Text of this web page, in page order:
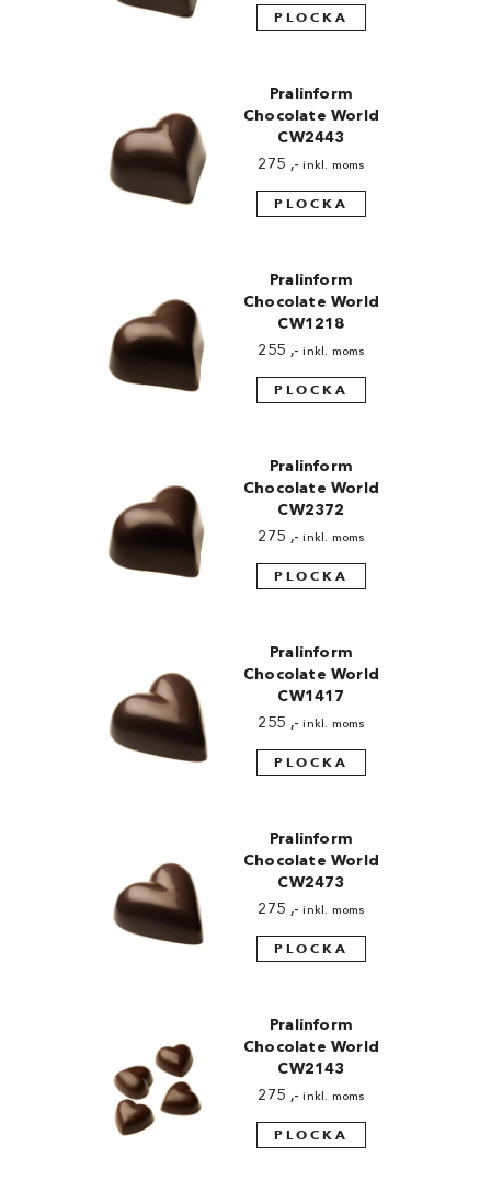
Malmö Chokladfabrik
Matfer Bourgeat
Nora Chokladskola
Original Beans
PLOCKA
Pralinform
Chocolate World
CW2443
275 ,- inkl. moms
PLOCKA
Pralinform
Chocolate World
CW1218
255 ,- inkl. moms
PLOCKA
Pralinform
Chocolate World
CW2372
275 ,- inkl. moms
PLOCKA
Pralinform
Chocolate World
CW1417
255 ,- inkl. moms
PLOCKA
Pralinform
Chocolate World
CW2473
275 ,- inkl. moms
PLOCKA
Pralinform
Chocolate World
CW2143
275 ,- inkl. moms
PLOCKA